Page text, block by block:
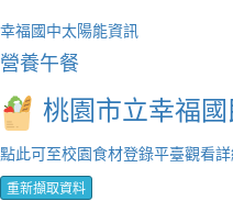
幸福國中太陽能資訊
營養午餐
桃園市立幸福
點此可至校園食材登錄平臺觀看
重新擷取資料